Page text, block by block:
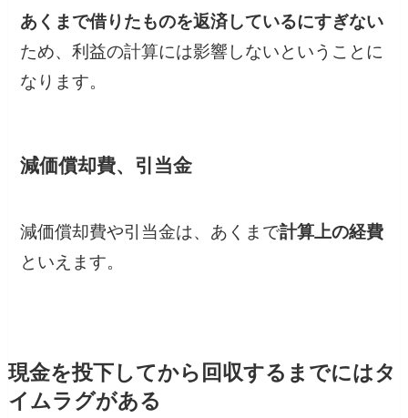
あくまで借りたものを返済しているにすぎない
ため、利益の計算には影響しないということに
なります。
減価償却費、引当金
減価償却費や引当金は、あくまで計算上の経費
といえます。
現金を投下してから回収するまでにはタ
イムラグがある